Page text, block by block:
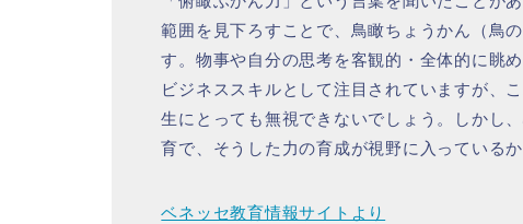
範囲を見下ろすことで、鳥瞰ちょうかん（鳥
す。物事や自分の思考を客観的・全体的に眺
ビジネススキルとして注目されていますが、
生にとっても無視できないでしょう。しかし
育で、そうした力の育成が視野に入っているか
ベネッセ教育情報サイトより